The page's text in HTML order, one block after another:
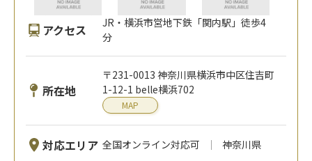
アクセス
JR・横浜市営地下鉄「関内駅」徒歩4
分
所在地
〒231-0013 神奈川県横浜市中区住吉町
1-12-1 belle横浜702
MAP
対応エリア 全国オンライン対応可 神奈川県